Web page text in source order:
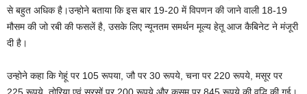
से बहुत अधिक है।उन्होने बताया कि इस बार 19-20 में विपणन की जाने वाली 18-19
मौसम की जो रबी की फसलें है, उसके लिए न्‍यूनतम समर्थन मूल्‍य हेतू आज कैबिनेट ने मंजूरी
दी है।
उन्होने कहा कि गेहूं पर 105 रूपया, जौ पर 30 रूपये, चना पर 220 रूपये, मसूर पर